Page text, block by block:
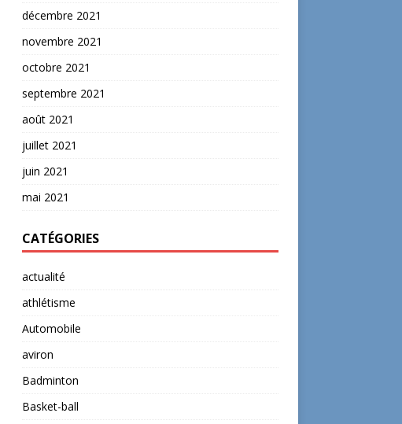
décembre 2021
novembre 2021
octobre 2021
septembre 2021
août 2021
juillet 2021
juin 2021
mai 2021
CATÉGORIES
actualité
athlétisme
Automobile
aviron
Badminton
Basket-ball